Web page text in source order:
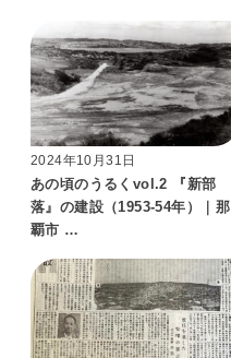
2024年10月31日
あの頃のうるくvol.2 『新部
落』の建設（1953-54年）｜那
覇市 …